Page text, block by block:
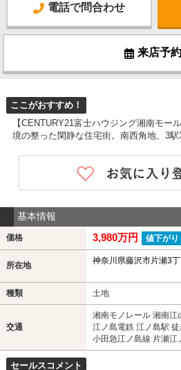
電話で問合わせ
来店予約
ここがおすすめ！
【CENTURY21富士ハウジング湘南モー
境の整った閑静な住宅街。南西角地、3駅
基本情報
価格 3,980万円 値下がり
所在地 神奈川県藤沢市片瀬3丁
種類 土地
交通
湘南モノレール 湘南江
江ノ島電鉄 江ノ島駅
小田急江ノ島線 片瀬江
セールスコメント